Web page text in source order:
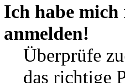
Ich habe
anmelden!
Überprüfe
das richtige